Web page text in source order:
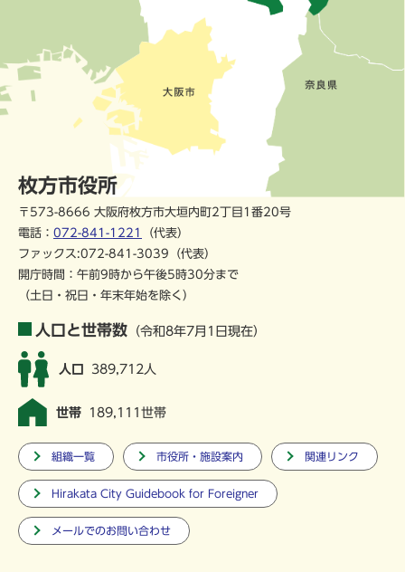
枚方市役所
〒573-8666 大阪府枚方市大垣内町2丁目1番20号
電話： 072-841-1221
（代表）
ファックス:072-841-3039（代表）
開庁時間：午前9時から午後5時30分まで
（土日・祝日・年末年始を除く）
人口と世帯数 （令和8年7月1日現在）
人口 389,712人
世帯 189,111世帯
組織一覧 市役所・施設案内 関連リンク
Hirakata City Guidebook for Foreigner
メールでのお問い合わせ